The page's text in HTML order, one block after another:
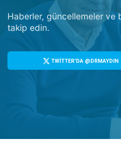
Haberler, güncellemeler ve
takip edin.
TWİTTER'DA @DRMAYDIN